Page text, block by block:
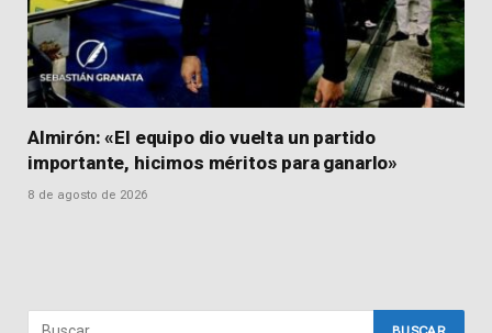
Almirón: «El equipo dio vuelta un partido
importante, hicimos méritos para ganarlo»
8 de agosto de 2026